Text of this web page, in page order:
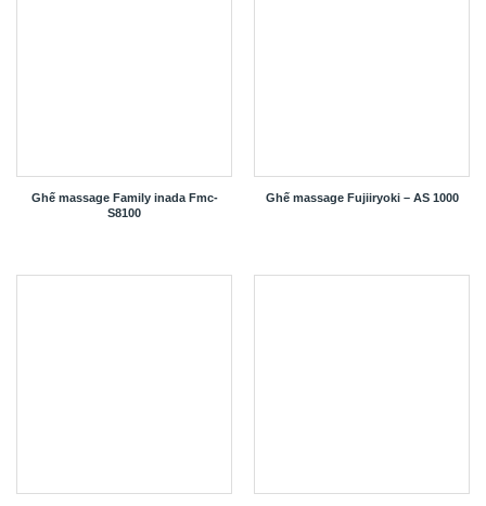
Ghế massage Family inada Fmc-
S8100
Ghế massage Fujiiryoki – AS 1000